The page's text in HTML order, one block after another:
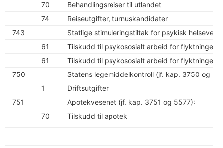
70
Behandlingsreiser til utlandet
74
Reiseutgifter, turnuskandidater
743
Statlige stimuleringstiltak for psykisk helsevern:
61
Tilskudd til psykososialt arbeid for flyktninger
61
Tilskudd til psykososialt arbeid for flyktninger
750
Statens legemiddelkontroll (jf. kap. 3750 og
1
Driftsutgifter
751
Apotekvesenet (jf. kap. 3751 og 5577):
70
Tilskudd til apotek